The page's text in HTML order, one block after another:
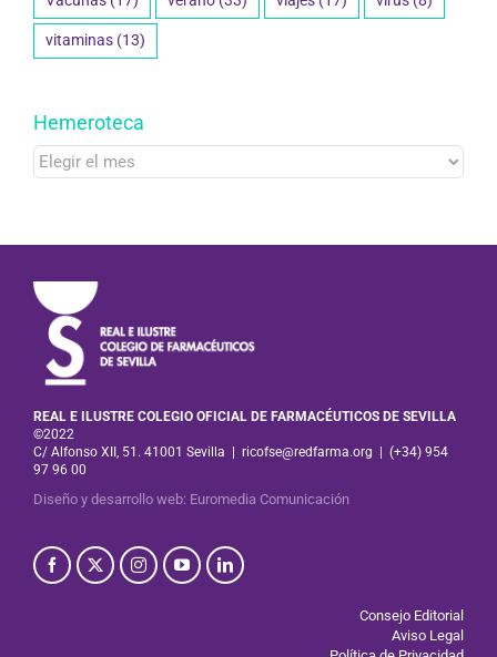
Vacunas(17)
Hemeroteca
Hemeroteca
REAL E ILUSTRE COLEGIO OFICIAL DE FARMACÉUTICOS DE SEVILLA
©2022
C/ Alfonso XII, 51. 41001 Sevilla
97 96 00
Consejo Editorial